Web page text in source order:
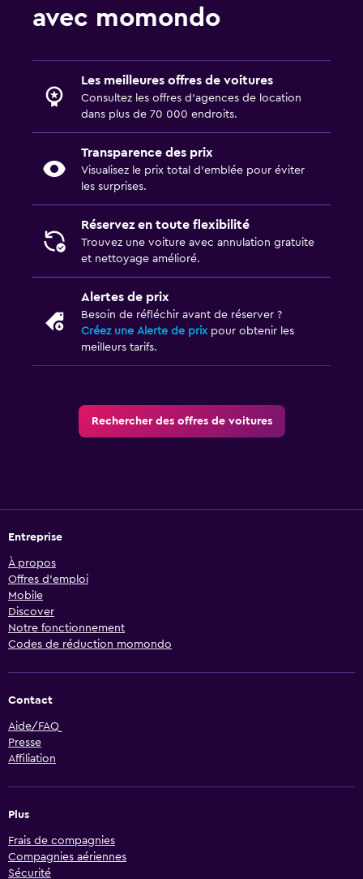
avec momondo
Les meilleures offres de voitures
Consultez les offres d’agences de location
dans plus de 70 000 endroits.
Transparence des prix
Visualisez le prix total d’emblée pour éviter
les surprises.
Réservez en toute flexibilité
Trouvez une voiture avec annulation gratuite
et nettoyage amélioré.
Alertes de prix
Besoin de réfléchir avant de réserver ?
Créez une Alerte de prixpour obtenir les
meilleurs tarifs.
Rechercher des offres de voitures
Entreprise
À propos
Offres d’emploi
Mobile
Discover
Notre fonctionnement
Codes de réduction momondo
Contact
Aide/FAQ
Presse
Affiliation
Plus
Frais de compagnies
Compagnies aériennes
Sécurité